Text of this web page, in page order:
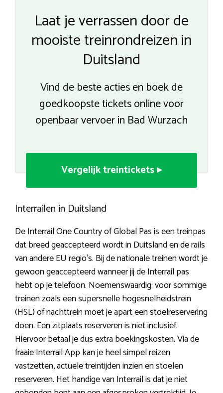
Laat je verrassen door de
mooiste treinrondreizen in
Duitsland
Vind de beste acties en boek de
goedkoopste tickets online voor
openbaar vervoer in Bad Wurzach
Vergelijk treintickets ▸
Interrailen in Duitsland
De Interrail One Country of Global Pas is een treinpas
dat breed geaccepteerd wordt in Duitsland en de rails
van andere EU regio’s. Bij de nationale treinen wordt je
gewoon geaccepteerd wanneer jij de Interrail pas
hebt op je telefoon. Noemenswaardig: voor sommige
treinen zoals een supersnelle hogesnelheidstrein
(HSL) of nachttrein moet je apart een stoelreservering
doen. Een zitplaats reserveren is niet inclusief.
Hiervoor betaal je dus extra boekingskosten. Via de
fraaie Interrail App kan je heel simpel reizen
vastzetten, actuele treintijden inzien en stoelen
reserveren. Het handige van Interrail is dat je niet